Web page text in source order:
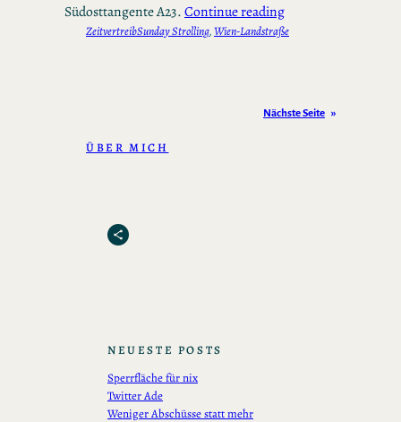
Südosttangente A23.Continue reading
ZeitvertreibSunday Strolling, Wien-Landstraße
Nächste Seite »
ÜBER MICH
Share Icon
NEUESTE POSTS
Sperrfläche für nix
Twitter Ade
Weniger Abschüsse statt mehr